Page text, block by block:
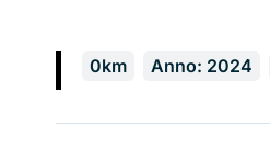
0km Anno: 2024